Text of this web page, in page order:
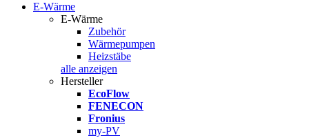
E-Wärme
E-Wärme
Zubehör
Wärmepumpen
Heizstäbe
alle anzeigen
Hersteller
EcoFlow
FENECON
Fronius
my-PV